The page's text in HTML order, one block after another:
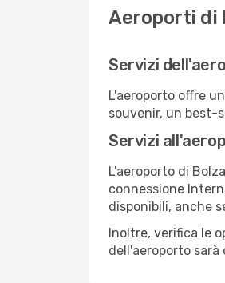
Aeroporti di
Servizi
L'aeroporto offre
souvenir, un best-
Servizi
L'aeroporto di
connessione
disponibili, anche
Inoltre, verifica le
dell'aeroporto